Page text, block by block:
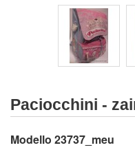
Paciocchini -
Modello 23737_meu